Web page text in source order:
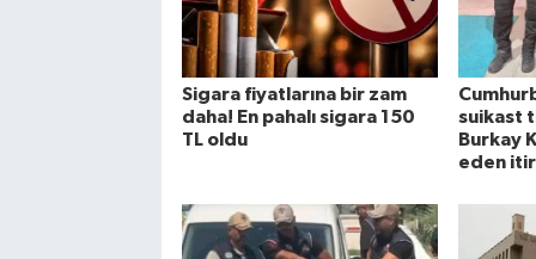
Sigara fiyatlarına bir zam
daha! En pahalı sigara 150
TL oldu
suikast
Burkay
eden